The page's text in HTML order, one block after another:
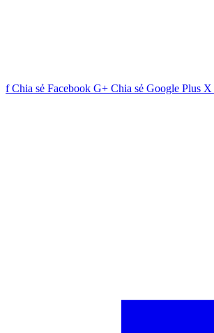
fChia sẻ Facebook G+ Chia sẻ Google Plus X